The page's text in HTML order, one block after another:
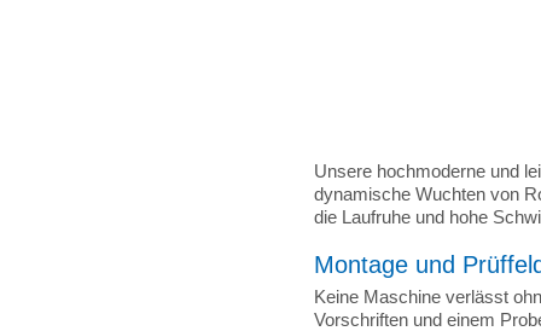
Unsere hochmoderne und
dynamische Wuchten von
die Laufruhe und hohe
Montage und
Keine Maschine verlässt
Vorschriften und einem